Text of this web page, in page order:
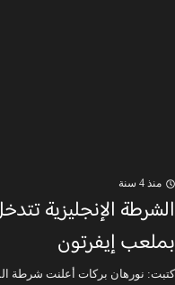
منذ 4 سنة
الشرطة الإنجليزية
بملعب إيفرتون
كتبت: نورهان بركات أعلنت شرطة